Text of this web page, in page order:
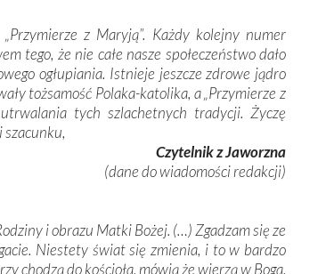
z Maryją”. Każdy kolejny numer
tego, że nie całe nasze społeczeństwo dało
ogłupiania. Istnieje jeszcze zdrowe jądro
tożsamość Polaka-katolika, a „Przymierze z
tych szlachetnych tradycji. Życzę
szacunku,
Czytelnik z Jaworzna
(dane do wiadomości redakcji)
i obrazu Matki Bożej. (…) Zgadzam się ze
Niestety świat się zmienia, i to w bardzo
chodzą do kościoła, mówią że wierzą w Boga,